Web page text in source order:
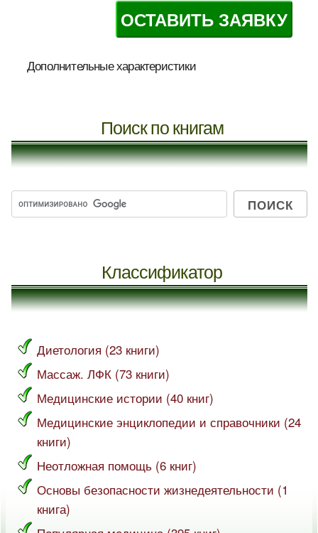
ОСТАВИТЬ ЗАЯВКУ
Дополнительные характеристики
Поиск по книгам
Классификатор
Диетология (23 книги)
Массаж. ЛФК (73 книги)
Медицинские истории (40 книг)
Медицинские энциклопедии и справочники (24
книги)
Неотложная помощь (6 книг)
Основы безопасности жизнедеятельности (1
книга)